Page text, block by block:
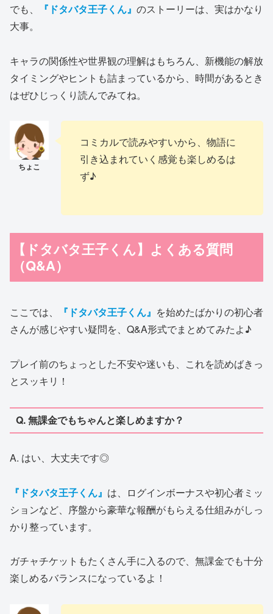
でも、 『ドタバタ王子くん』 のストーリーは、実はかなり
大事。
キャラの関係性や世界観の理解はもちろん、新機能の解放
タイミングやヒントも詰まっているから、時間があるとき
はぜひじっくり読んでみてね。
コミカルで読みやすいから、物語に
引き込まれていく感覚も楽しめるは
ず♪
【ドタバタ王子くん】よくある質問
（Q&A）
ここでは、 『ドタバタ王子くん』 を始めたばかりの初心者
さんが感じやすい疑問を、Q&A形式でまとめてみたよ♪
プレイ前のちょっとした不安や迷いも、これを読めばきっ
とスッキリ！
Q. 無課金でもちゃんと楽しめますか？
A. はい、大丈夫です◎
『ドタバタ王子くん』 は、ログインボーナスや初心者ミッ
ションなど、序盤から豪華な報酬がもらえる仕組みがしっ
かり整っています。
ガチャチケットもたくさん手に入るので、無課金でも十分
楽しめるバランスになっているよ！